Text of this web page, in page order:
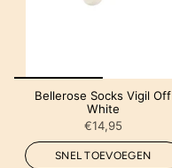
Bellerose Socks Vigil Off
White
€14,95
SNEL TOEVOEGEN